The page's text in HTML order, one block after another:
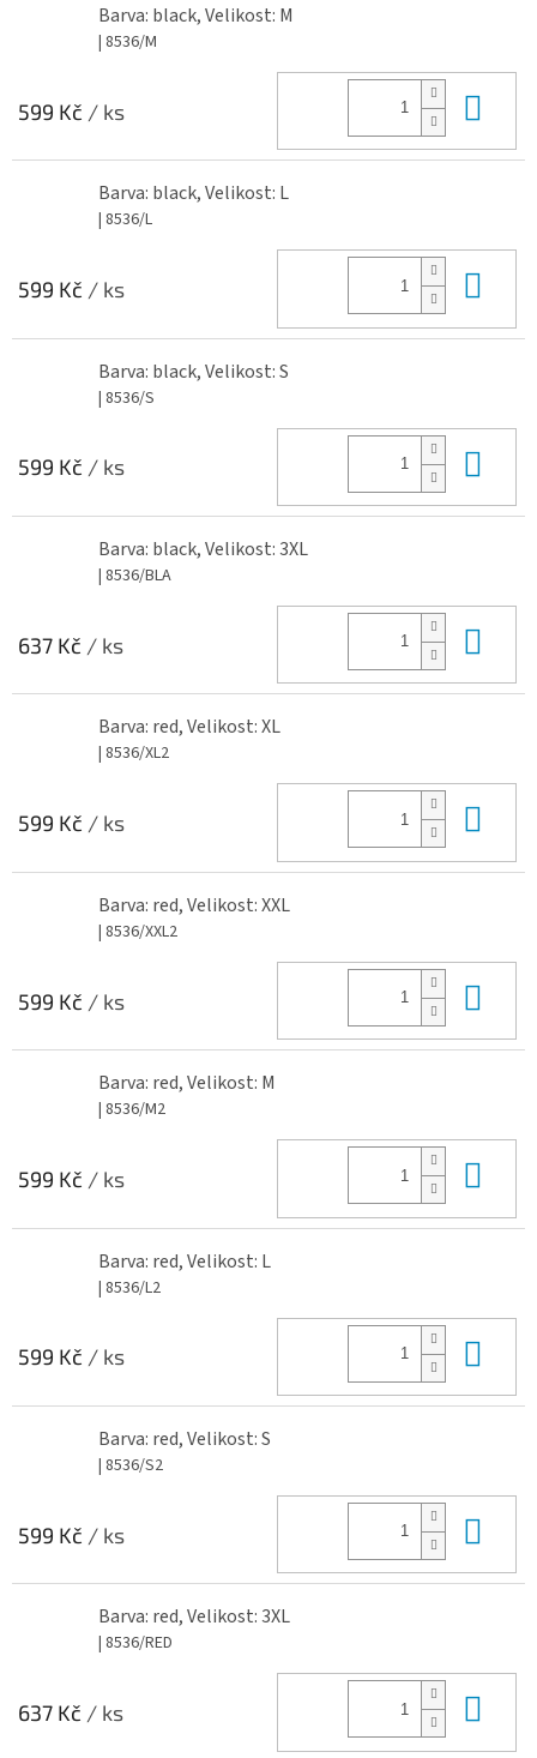
Barva: black, Velikost: M
| 8536/M
599 Kč / ks
Barva: black, Velikost: L
| 8536/L
599 Kč / ks
Barva: black, Velikost: S
| 8536/S
599 Kč / ks
Barva: black, Velikost: 3XL
| 8536/BLA
637 Kč / ks
Barva: red, Velikost: XL
| 8536/XL2
599 Kč / ks
Barva: red, Velikost: XXL
| 8536/XXL2
599 Kč / ks
Barva: red, Velikost: M
| 8536/M2
599 Kč / ks
Barva: red, Velikost: L
| 8536/L2
599 Kč / ks
Barva: red, Velikost: S
| 8536/S2
599 Kč / ks
Barva: red, Velikost: 3XL
| 8536/RED
637 Kč / ks